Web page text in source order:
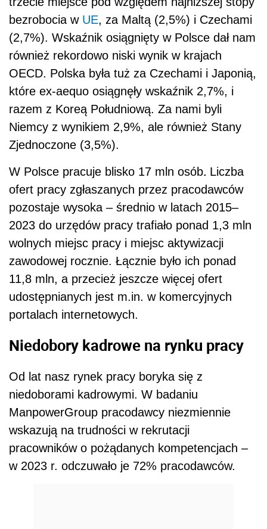
bezrobocia w UE, za Maltą (2,5%) i Czechami
(2,7%). Wskaźnik osiągnięty w Polsce dał nam
również rekordowo niski wynik w krajach
OECD. Polska była tuż za Czechami i Japonią,
które ex-aequo osiągnęły wskaźnik 2,7%, i
razem z Koreą Południową. Za nami byli
Niemcy z wynikiem 2,9%, ale również Stany
Zjednoczone (3,5%).
W Polsce pracuje blisko 17 mln osób. Liczba
ofert pracy zgłaszanych przez pracodawców
pozostaje wysoka – średnio w latach 2015–
2023 do urzędów pracy trafiało ponad 1,3 mln
wolnych miejsc pracy i miejsc aktywizacji
zawodowej rocznie. Łącznie było ich ponad
11,8 mln, a przecież jeszcze więcej ofert
udostępnianych jest m.in. w komercyjnych
portalach internetowych.
Niedobory kadrowe na rynku pracy
Od lat nasz rynek pracy boryka się z
niedoborami kadrowymi. W badaniu
ManpowerGroup pracodawcy niezmiennie
wskazują na trudności w rekrutacji
pracowników o pożądanych kompetencjach –
w 2023 r. odczuwało je 72% pracodawców.